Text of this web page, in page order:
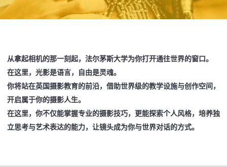
从拿起相机的那一刻起，法尔茅斯大学为你打开通往世界的窗口。
在这里，光影是语言，自由是灵魂。
你将站在英国摄影教育的前沿，借助世界级的教学设施与创作空间，
开启属于你的摄影人生。
在这里，你不仅能掌握专业的摄影技巧，更能探索个人风格，培养独
立思考与艺术表达的能力，让镜头成为你与世界对话的方式。